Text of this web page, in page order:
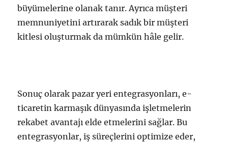
büyümelerine olanak tanır. Ayrıca müşteri
memnuniyetini artırarak sadık bir müşteri
kitlesi oluşturmak da mümkün hâle gelir.
Sonuç olarak pazar yeri entegrasyonları, e-
ticaretin karmaşık dünyasında işletmelerin
rekabet avantajı elde etmelerini sağlar. Bu
entegrasyonlar, iş süreçlerini optimize eder,